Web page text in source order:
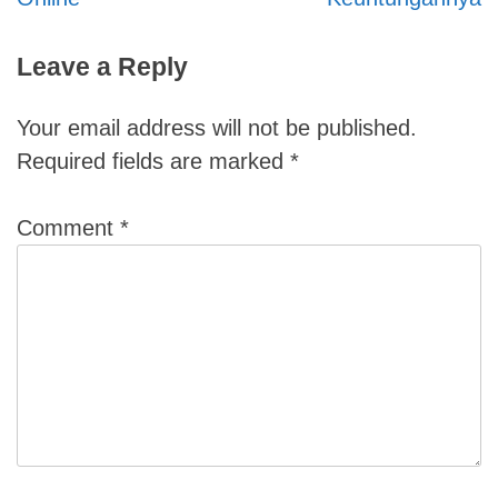
Leave a Reply
Your email address will not be published.
Required fields are marked *
Comment *